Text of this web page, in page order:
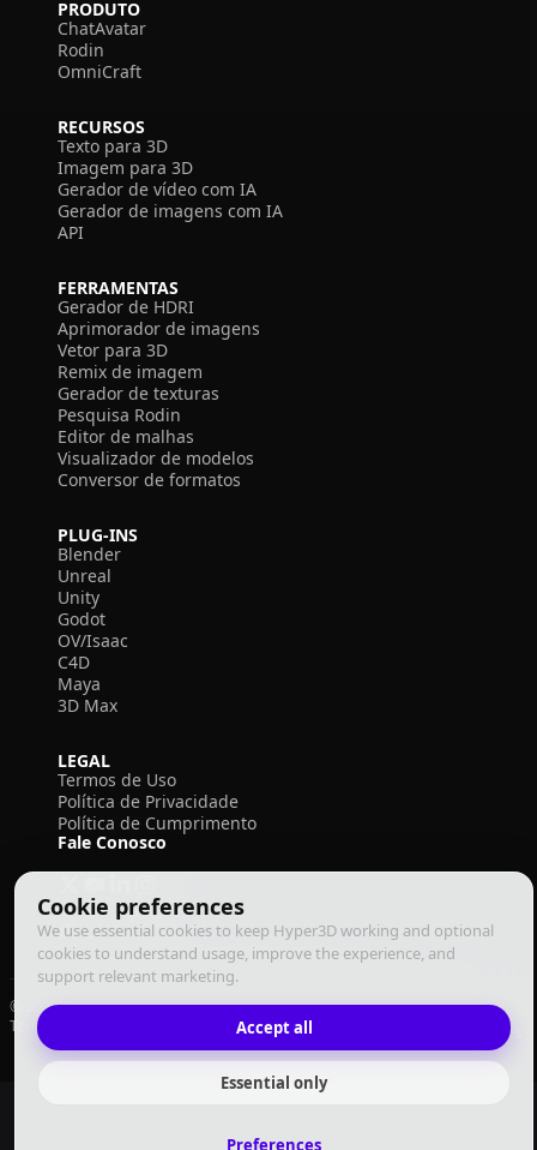
Cookie preferences
We use essential cookies to keep Hyper3D working and optional
cookies to understand usage, improve the experience, and
support relevant marketing.
Accept all
Essential only
Preferences
PRODUTO
ChatAvatar
Rodin
OmniCraft
RECURSOS
Texto para 3D
Imagem para 3D
Gerador de vídeo com IA
Gerador de imagens com IA
API
FERRAMENTAS
Gerador de HDRI
Aprimorador de imagens
Vetor para 3D
Remix de imagem
Gerador de texturas
Pesquisa Rodin
Editor de malhas
Visualizador de modelos
Conversor de formatos
PLUG-INS
Blender
Unreal
Unity
Godot
OV/Isaac
C4D
Maya
3D Max
LEGAL
Termos de Uso
Política de Privacidade
Política de Cumprimento
Fale Conosco
© 2026 Deemos Corporation. Todos os direitos reservados
Termos de Uso
Política de PrivacidadePolítica de Cumprimento Português